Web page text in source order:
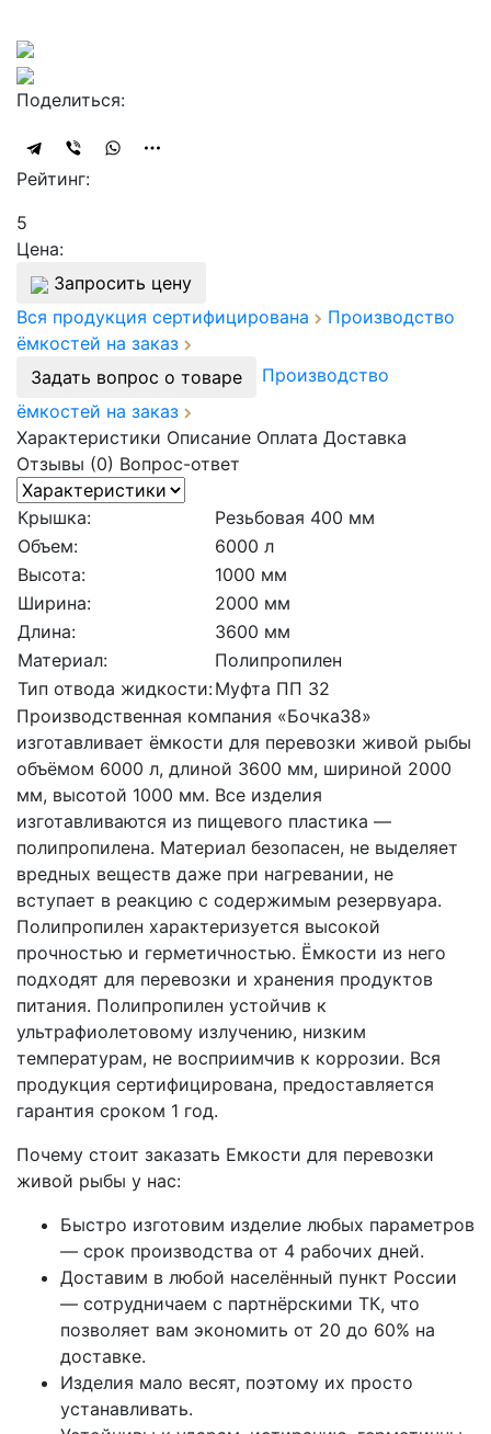
Поделиться:
Рейтинг:
5
Цена:
Запросить цену
Вся продукция сертифицирована
Производство
ёмкостей на заказ
Задать вопрос о товаре
Производство
ёмкостей на заказ
Характеристики Описание Оплата Доставка
Отзывы (0) Вопрос-ответ
Крышка:
Резьбовая 400 мм
Объем:
6000 л
Высота:
1000 мм
Ширина:
2000 мм
Длина:
3600 мм
Материал:
Полипропилен
Тип отвода жидкости:Муфта ПП 32
Производственная компания «Бочка38»
изготавливает ёмкости для перевозки живой рыбы
объёмом 6000 л, длиной 3600 мм, шириной 2000
мм, высотой 1000 мм. Все изделия
изготавливаются из пищевого пластика —
полипропилена. Материал безопасен, не выделяет
вредных веществ даже при нагревании, не
вступает в реакцию с содержимым резервуара.
Полипропилен характеризуется высокой
прочностью и герметичностью. Ёмкости из него
подходят для перевозки и хранения продуктов
питания. Полипропилен устойчив к
ультрафиолетовому излучению, низким
температурам, не восприимчив к коррозии. Вся
продукция сертифицирована, предоставляется
гарантия сроком 1 год.
Почему стоит заказать Емкости для перевозки
живой рыбы у нас:
Быстро изготовим изделие любых параметров
— срок производства от 4 рабочих дней.
Доставим в любой населённый пункт России
— сотрудничаем с партнёрскими ТК, что
позволяет вам экономить от 20 до 60% на
доставке.
Изделия мало весят, поэтому их просто
устанавливать.